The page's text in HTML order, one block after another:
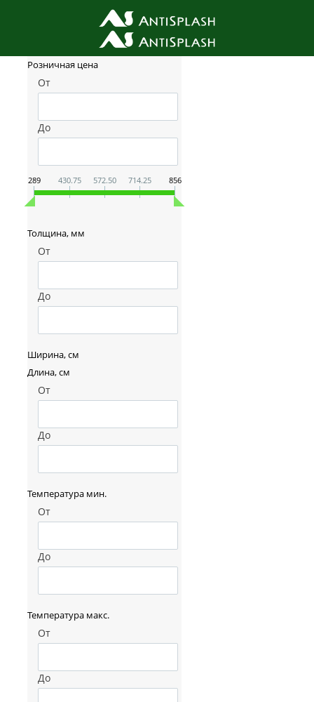
Фильтр товаров
Розничная цена
От
До
289 430.75 572.50 714.25 856
Толщина, мм
От
До
Ширина, см
Длина, см
От
До
Температура мин.
От
До
Температура макс.
От
До